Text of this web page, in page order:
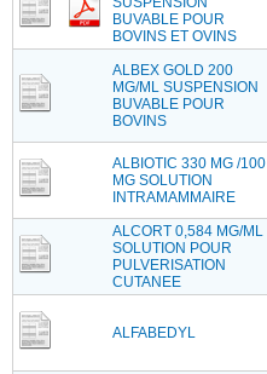
BUVABLE POUR
BOVINS ET OVINS
ALBEX GOLD 200
MG/ML SUSPENSION
BUVABLE POUR
BOVINS
ALBIOTIC 330 MG /100
MG SOLUTION
INTRAMAMMAIRE
ALCORT 0,584 MG/ML
SOLUTION POUR
PULVERISATION
CUTANEE
ALFABEDYL